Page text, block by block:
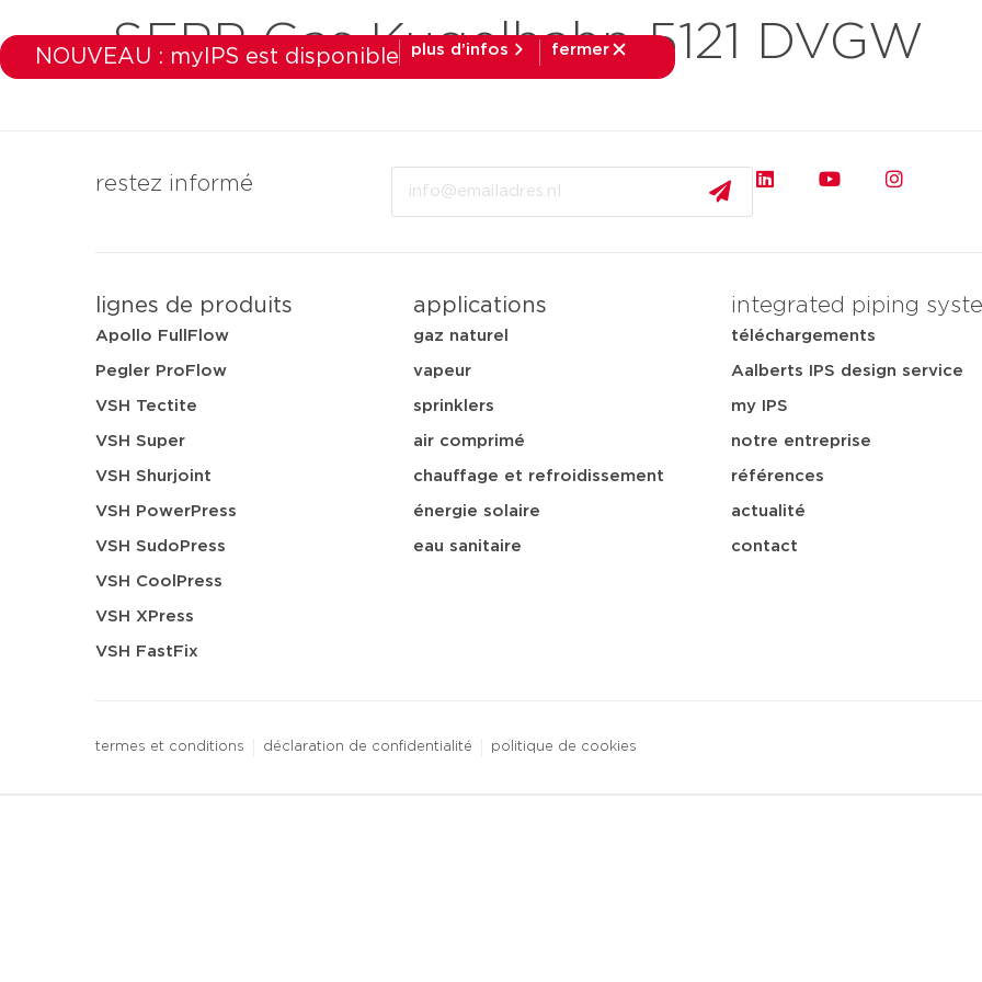
NOUVEAU : myIPS est disponible plus d’infos
fermer
SEPP Gas Kugelhahn 5121 DVGW
restez informé
lignes de produits
Apollo FullFlow
Pegler ProFlow
VSH Tectite
VSH Super
VSH Shurjoint
VSH PowerPress
VSH SudoPress
VSH CoolPress
VSH XPress
VSH FastFix
applications
gaz naturel
vapeur
sprinklers
air comprimé
chauffage et refroidissement
énergie solaire
eau sanitaire
integrated piping
téléchargements
Aalberts IPS design service
my IPS
notre entreprise
références
actualité
contact
termes et conditions déclaration de confidentialité politique de cookies